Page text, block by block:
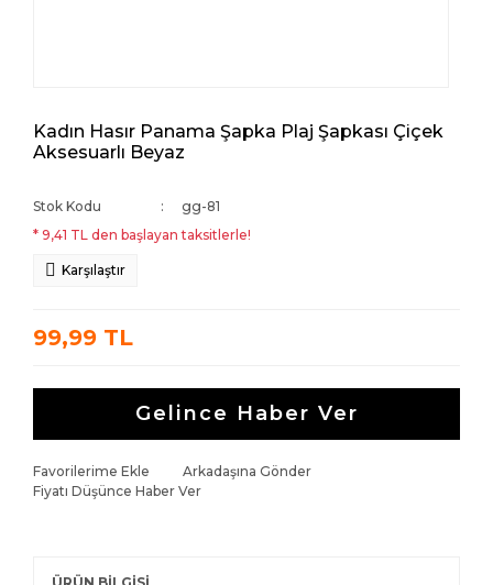
Kadın Hasır Panama Şapka Plaj Şapkası Çiçek
Aksesuarlı Beyaz
Stok Kodu
gg-81
* 9,41 TL den başlayan taksitlerle!
Karşılaştır
99,99 TL
Gelince Haber Ver
Favorilerime Ekle
Arkadaşına Gönder
Fiyatı Düşünce Haber Ver